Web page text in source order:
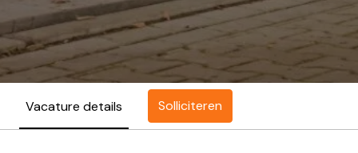
Vacature details Solliciteren